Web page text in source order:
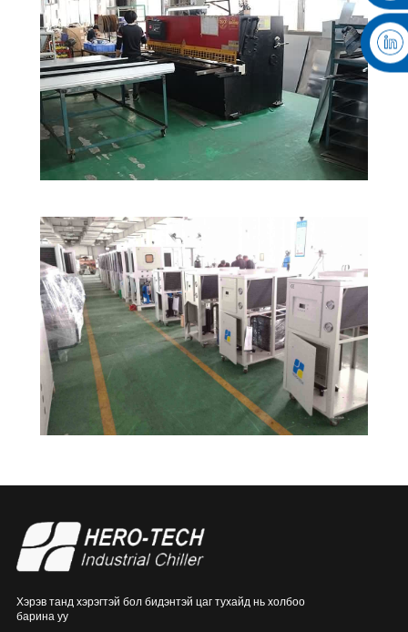
Хэрэв танд хэрэгтэй бол бидэнтэй цаг тухайд нь холбоо
барина уу